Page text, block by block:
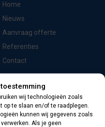
wij technologieën zoals
te slaan en/of te raadplegen.
kunnen wij gegevens zoals
Als je geen
Home
Nieuws
Aanvraag offerte
Referenties
Contact
CONTACTGEGEVENS